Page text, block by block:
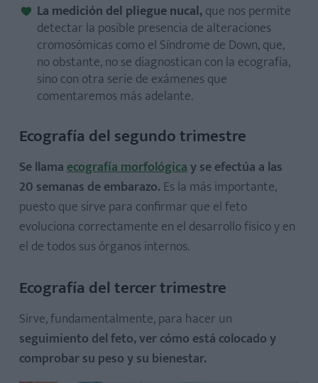
La medición del pliegue nucal,que nos permite
detectar la posible presencia de alteraciones
cromosómicas como el Síndrome de Down, que,
no obstante, no se diagnostican con la ecografía,
sino con otra serie de exámenes que
comentaremos más adelante.
Ecografía del segundo trimestre
Se llamaecografía morfológicay se efectúa a las
20 semanas de embarazo. Es la más importante,
puesto que sirve para confirmar que el feto
evoluciona correctamente en el desarrollo físico y en
el de todos sus órganos internos.
Ecografía del tercer trimestre
Sirve, fundamentalmente, para hacer un
seguimiento del feto, ver cómo está colocado y
comprobar su peso y su bienestar.